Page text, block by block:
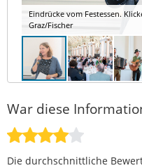
Eindrücke vom Festessen.
Graz/Fischer
War diese
Die durchschnittliche